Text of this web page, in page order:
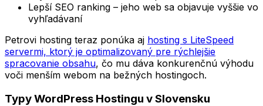
Lepší SEO ranking – jeho web sa objavuje vyššie vo
vyhľadávaní
Petrovi hosting teraz ponúka aj hosting s LiteSpeed
servermi, ktorý je optimalizovaný pre rýchlejšie
spracovanie obsahu, čo mu dáva konkurenčnú výhodu
voči menším webom na bežných hostingoch.
Typy WordPress Hostingu v Slovensku